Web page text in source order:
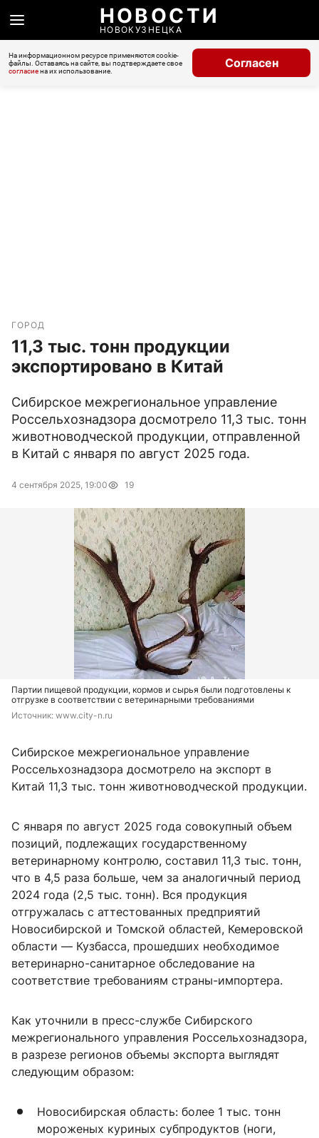
НОВОСТИ
НОВОКУЗНЕЦКА
На информационном ресурсе применяются cookie-
файлы. Оставаясь на сайте, вы подтверждаете свое
согласиена их использование.
Согласен
ГОРОД
11,3 тыс. тонн продукции
экспортировано в Китай
Сибирское межрегиональное управление
Россельхознадзора досмотрело 11,3 тыс. тонн
животноводческой продукции, отправленной
в Китай с января по август 2025 года.
4 сентября 2025, 19:00 19
Партии пищевой продукции, кормов и сырья были подготовлены к
отгрузке в соответствии с ветеринарными требованиями
Источник: www.city-n.ru
Сибирское межрегиональное управление
Россельхознадзора досмотрело на экспорт в
Китай 11,3 тыс. тонн животноводческой продукции.
С января по август 2025 года совокупный объем
позиций, подлежащих государственному
ветеринарному контролю, составил 11,3 тыс. тонн,
что в 4,5 раза больше, чем за аналогичный период
2024 года (2,5 тыс. тонн). Вся продукция
отгружалась с аттестованных предприятий
Новосибирской и Томской областей, Кемеровской
области — Кузбасса, прошедших необходимое
ветеринарно-санитарное обследование на
соответствие требованиям страны-импортера.
Как уточнили в пресс-службе Сибирского
межрегионального управления Россельхознадзора,
в разрезе регионов объемы экспорта выглядят
следующим образом:
Новосибирская область: более 1 тыс. тонн
мороженых куриных субпродуктов (ноги,